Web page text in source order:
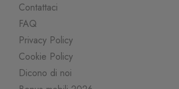
Contattaci
FAQ
Privacy Policy
Cookie Policy
Dicono di noi